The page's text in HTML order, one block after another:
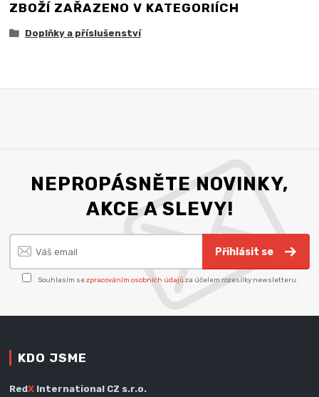
ZBOŽÍ ZAŘAZENO V KATEGORIÍCH
Doplňky a příslušenství
NEPROPÁSNĚTE NOVINKY,
AKCE A SLEVY!
Přihlásit se
Souhlasím sezpracováním osobních údajů za účelem rozesílky newsletteru.
KDO JSME
RedX International CZ s.r.o.